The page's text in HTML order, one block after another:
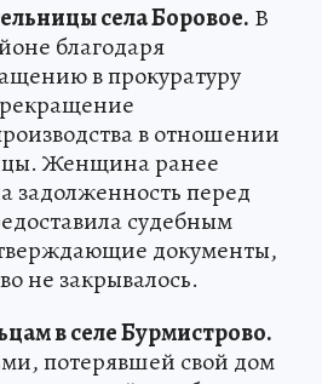
села Боровое. В
благодаря
в прокуратуру
в отношении
Женщина ранее
задолженность перед
судебным
документы,
не закрывалось.
в селе Бурмистрово.
потерявшей свой дом